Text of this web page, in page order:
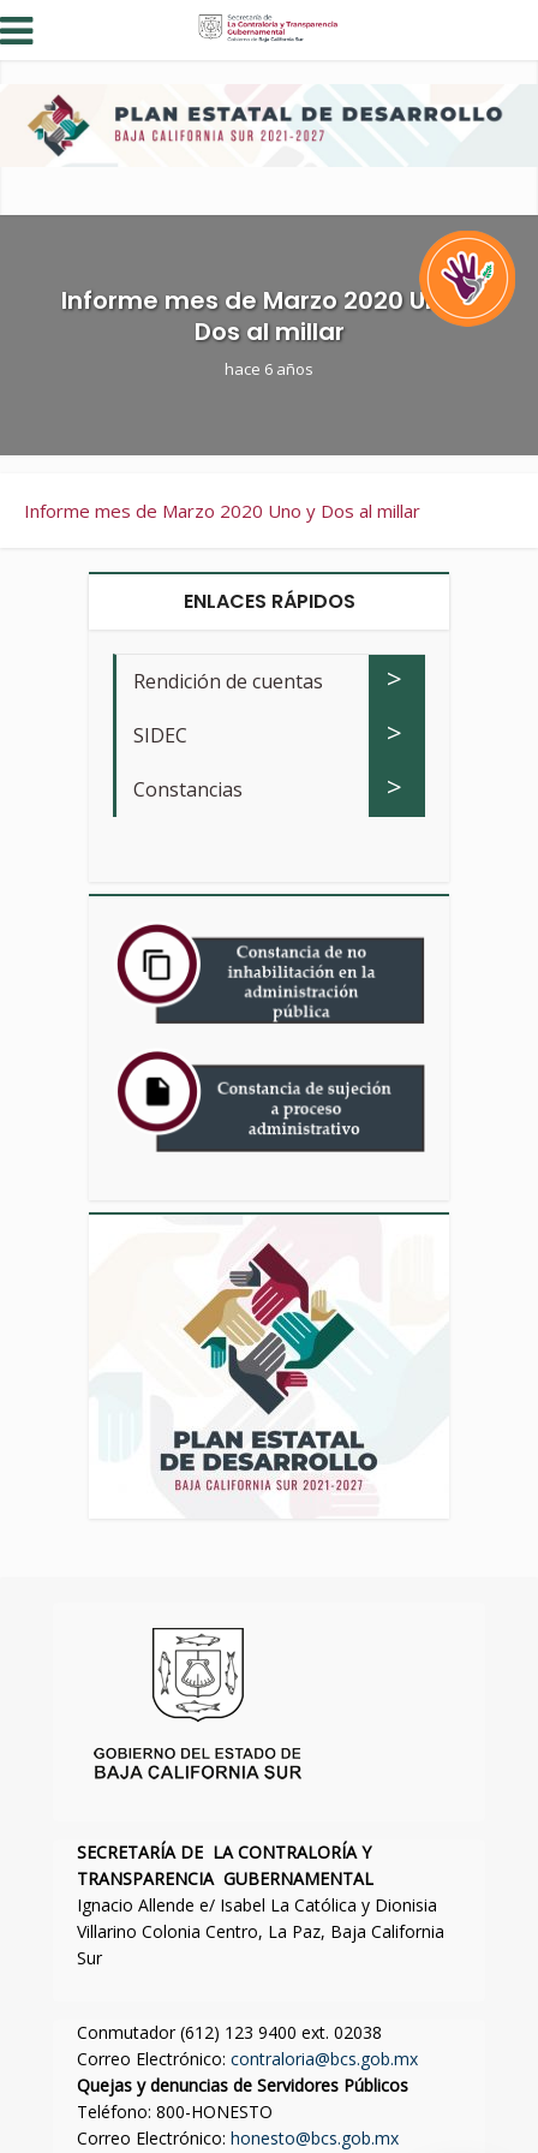
Informe mes de Marzo 2020 Uno y
Dos al millar
hace 6 años
Informe mes de Marzo 2020 Uno y Dos al millar
ENLACES RÁPIDOS
Rendición de cuentas >
SIDEC >
Constancias >
SECRETARÍA DE LA CONTRALORÍA Y
TRANSPARENCIA GUBERNAMENTAL
Ignacio Allende e/ Isabel La Católica y Dionisia
Villarino Colonia Centro, La Paz, Baja California
Sur
Conmutador (612) 123 9400 ext. 02038
Correo Electrónico: contraloria@bcs.gob.mx
Quejas y denuncias de Servidores Públicos
Teléfono: 800-HONESTO
Correo Electrónico: honesto@bcs.gob.mx